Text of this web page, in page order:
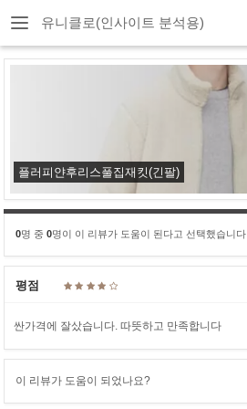
유니클로(인사이트 분석용)
플러피얀후리스풀집재킷(긴팔)
0명 중 0명이 이 리뷰가 도움이 된다고 선택했습니다
평점
싼가격에 잘샀습니다. 따뜻하고 만족합니다
이 리뷰가 도움이 되었나요?